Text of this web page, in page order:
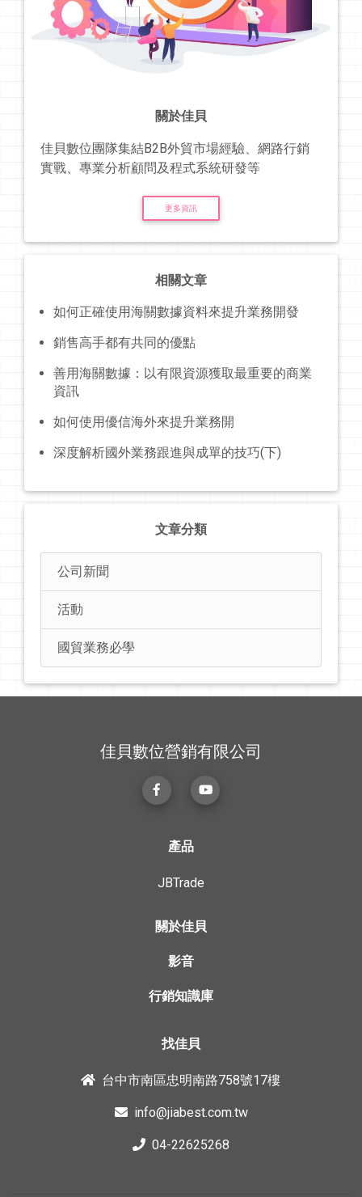
關於佳貝
佳貝數位團隊集結B2B外貿市場經驗、網路行銷
實戰、專業分析顧問及程式系統研發等
更多資訊
相關文章
如何正確使用海關數據資料來提升業務開發
銷售高手都有共同的優點
善用海關數據：以有限資源獲取最重要的商業
資訊
如何使用優信海外來提升業務開
深度解析國外業務跟進與成單的技巧(下)
文章分類
公司新聞
活動
國貿業務必學
佳貝數位營銷有限公司
產品
JBTrade
關於佳貝
影音
行銷知識庫
找佳貝
台中市南區忠明南路758號17樓
info@jiabest.com.tw
04-22625268